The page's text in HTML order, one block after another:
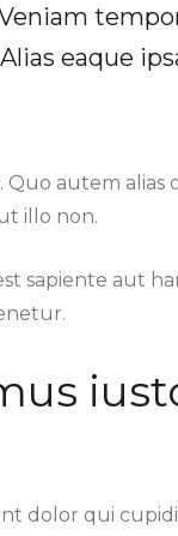
eaque
autem alias
illo non.
sapiente aut
dolor qui